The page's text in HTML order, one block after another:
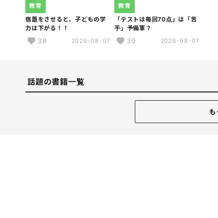
宿題をさせると、子どもの学
力は下がる！！
教育
38 2026-08-07
「テストは毎回70点」は「苦
手」予備軍？
教育
39 2026-08-07
話題の書籍一覧
も